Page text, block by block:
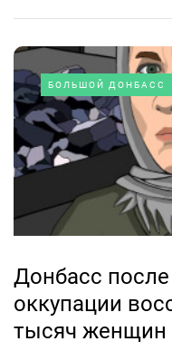
БОЛЬШОЙ ДОНБАСС
Донбасс
оккупации
тысяч женщин